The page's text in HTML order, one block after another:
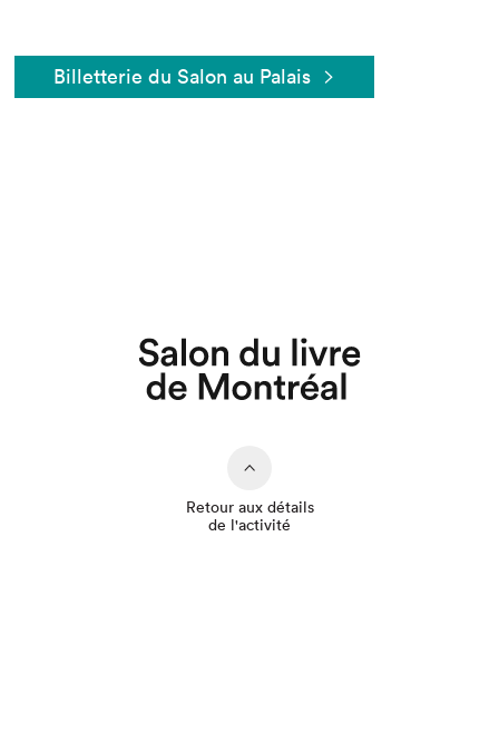
Billetterie du Salon au Palais
Retour aux détails
de l'activité